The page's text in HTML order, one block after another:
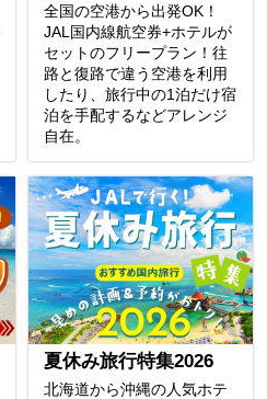
全国の空港から出発OK！
JAL国内線航空券+ホテルが
セットのフリープラン！往
路と復路で違う空港を利用
したり、旅行中の1泊だけ宿
泊を手配するなどアレンジ
自在。
夏休み旅行特集2026
北海道から沖縄の人気ホテ